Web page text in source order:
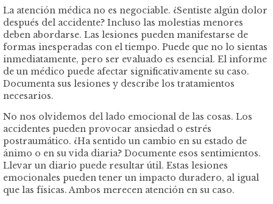
La atención médica no es negociable. ¿Sentiste algún dolor
después del accidente? Incluso las molestias menores
deben abordarse. Las lesiones pueden manifestarse de
formas inesperadas con el tiempo. Puede que no lo sientas
inmediatamente, pero ser evaluado es esencial. El informe
de un médico puede afectar significativamente su caso.
Documenta sus lesiones y describe los tratamientos
necesarios.
No nos olvidemos del lado emocional de las cosas. Los
accidentes pueden provocar ansiedad o estrés
postraumático. ¿Ha sentido un cambio en su estado de
ánimo o en su vida diaria? Documente esos sentimientos.
Llevar un diario puede resultar útil. Estas lesiones
emocionales pueden tener un impacto duradero, al igual
que las físicas. Ambos merecen atención en su caso.